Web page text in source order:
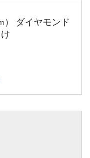
） ダイヤモンド